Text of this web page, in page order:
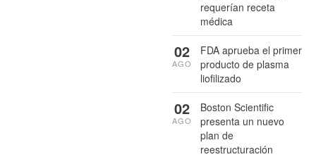
requerían receta
médica
FDA aprueba el primer
producto de plasma
liofilizado
02
AGO
Boston Scientific
presenta un nuevo
plan de
reestructuración
02
AGO